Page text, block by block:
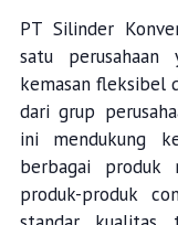
PT Silinder
satu
kemasan fleksibel
dari grup
ini mendukung
berbagai produk
produk-produk